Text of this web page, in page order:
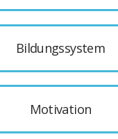
Bildungssystem
Motivation